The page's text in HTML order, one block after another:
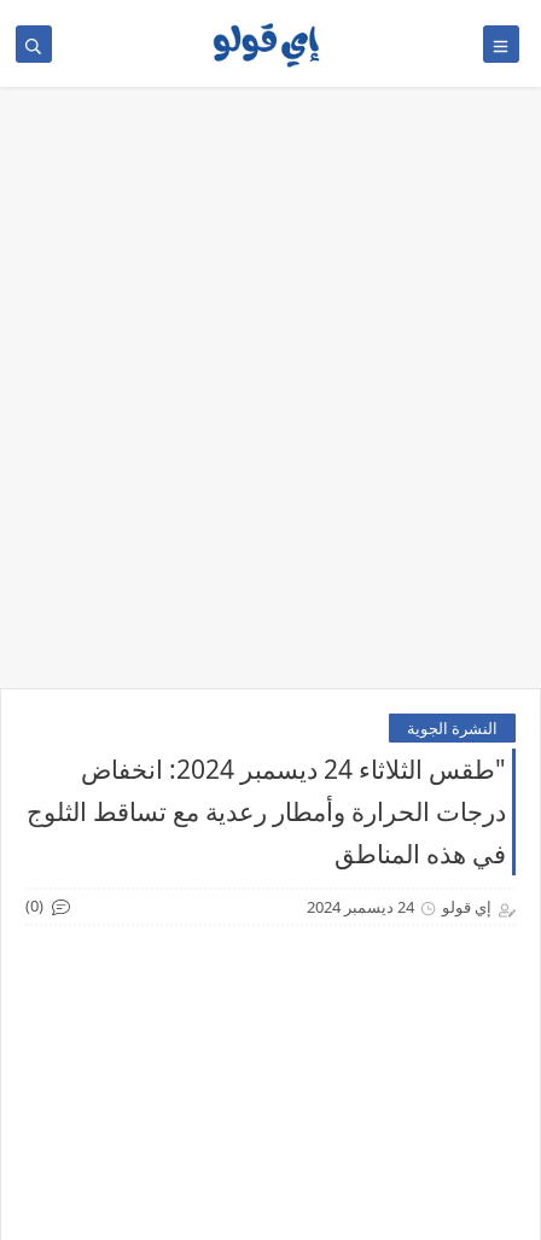
النشرة الجوية
"طقس الثلاثاء 24 ديسمبر 2024: انخفاض
درجات الحرارة وأمطار رعدية مع تساقط الثلوج
في هذه المناطق
إي قولو 24 ديسمبر 2024 (0)